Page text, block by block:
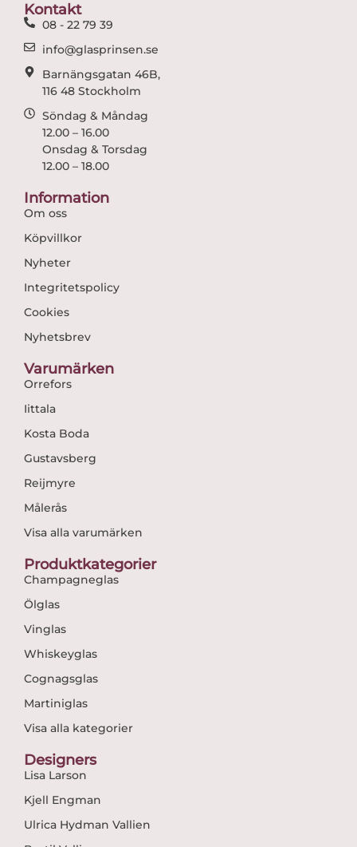
Kontakt
08 - 22 79 39
info@glasprinsen.se
Barnängsgatan 46B,
116 48 Stockholm
Söndag & Måndag
12.00 – 16.00
Onsdag & Torsdag
12.00 – 18.00
Information
Om oss
Köpvillkor
Nyheter
Integritetspolicy
Cookies
Nyhetsbrev
Varumärken
Orrefors
Iittala
Kosta Boda
Gustavsberg
Reijmyre
Målerås
Visa alla varumärken
Produktkategorier
Champagneglas
Ölglas
Vinglas
Whiskeyglas
Cognagsglas
Martiniglas
Visa alla kategorier
Designers
Lisa Larson
Kjell Engman
Ulrica Hydman Vallien